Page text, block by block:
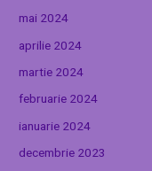
mai 2024
aprilie 2024
martie 2024
februarie 2024
ianuarie 2024
decembrie 2023